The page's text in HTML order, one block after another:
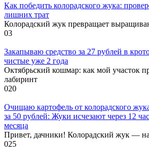
Как победить колорадского жука:
лишних трат
Колорадский жук превращает
03
Закапываю средство за 27 рублей в
чистые уже 2 года
Октябрьский кошмар: как мой участок
лабиринт
020
Очищаю картофель от колорадского
за 50 рублей: Жуки исчезают через 12
месяца
Привет, дачники! Колорадский жук —
025